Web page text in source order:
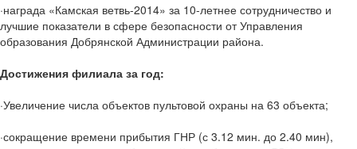
·награда «Камская ветвь-2014» за 10-летнее сотрудничество и
лучшие показатели в сфере безопасности от Управления
образования Добрянской Администрации района.
Достижения филиала за год:
·Увеличение числа объектов пультовой охраны на 63 объекта;
·сокращение времени прибытия ГНР (с 3.12 мин. до 2.40 мин),